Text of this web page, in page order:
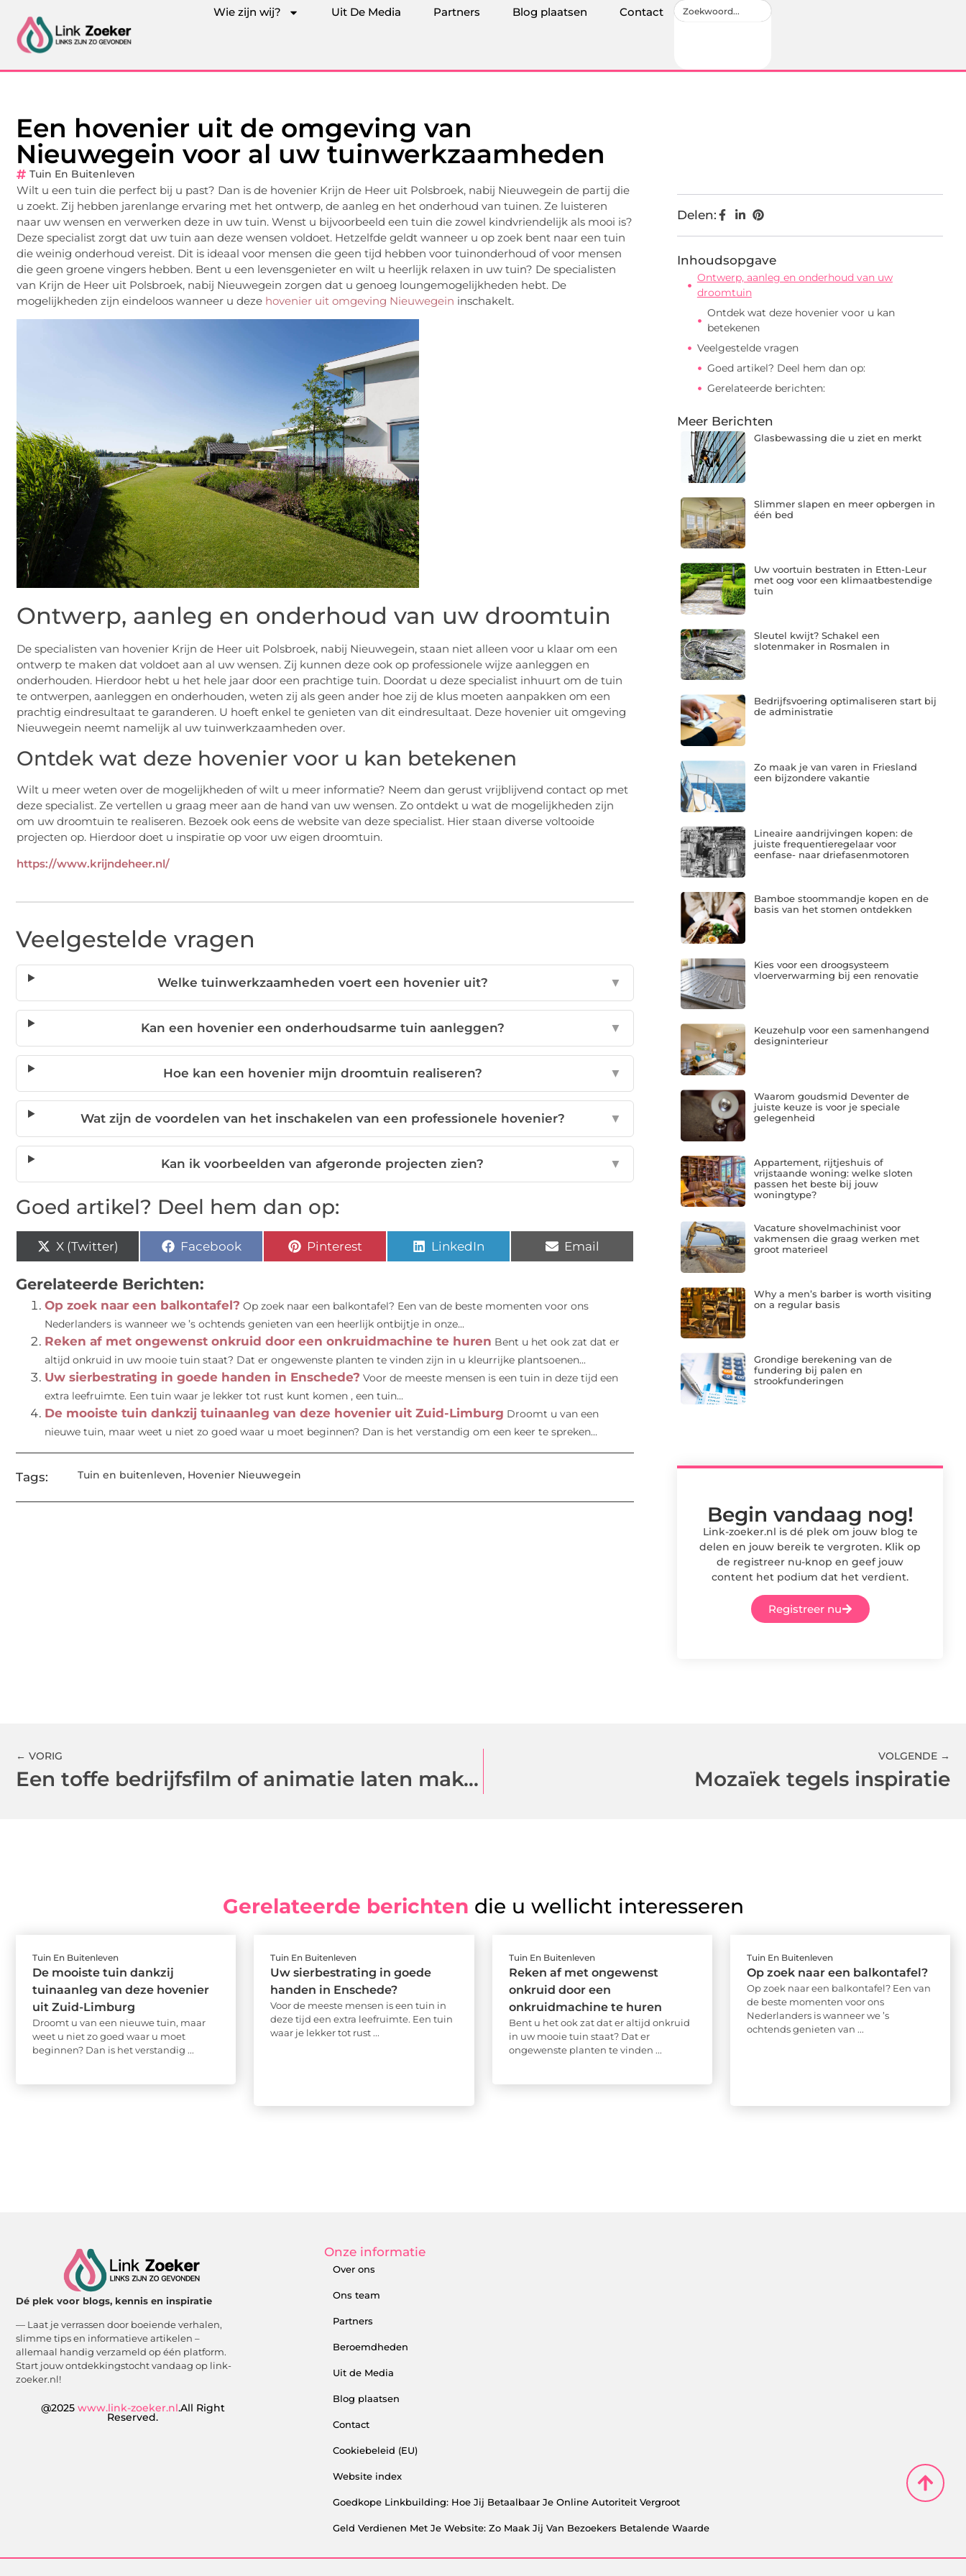
Wie zijn wij? Uit De Media Partners Blog plaatsen Contact
Een hovenier uit de omgeving van
Nieuwegein voor al uw tuinwerkzaamheden
Tuin En Buitenleven
Wilt u een tuin die perfect bij u past? Dan is de hovenier Krijn de Heer uit Polsbroek, nabij Nieuwegein de partij die
u zoekt. Zij hebben jarenlange ervaring met het ontwerp, de aanleg en het onderhoud van tuinen. Ze luisteren
naar uw wensen en verwerken deze in uw tuin. Wenst u bijvoorbeeld een tuin die zowel kindvriendelijk als mooi is?
Deze specialist zorgt dat uw tuin aan deze wensen voldoet. Hetzelfde geldt wanneer u op zoek bent naar een tuin
die weinig onderhoud vereist. Dit is ideaal voor mensen die geen tijd hebben voor tuinonderhoud of voor mensen
die geen groene vingers hebben. Bent u een levensgenieter en wilt u heerlijk relaxen in uw tuin? De specialisten
van Krijn de Heer uit Polsbroek, nabij Nieuwegein zorgen dat u genoeg loungemogelijkheden hebt. De
mogelijkheden zijn eindeloos wanneer u deze hovenier uit omgeving Nieuwegein inschakelt.
Ontwerp, aanleg en onderhoud van uw droomtuin
De specialisten van hovenier Krijn de Heer uit Polsbroek, nabij Nieuwegein, staan niet alleen voor u klaar om een
ontwerp te maken dat voldoet aan al uw wensen. Zij kunnen deze ook op professionele wijze aanleggen en
onderhouden. Hierdoor hebt u het hele jaar door een prachtige tuin. Doordat u deze specialist inhuurt om de tuin
te ontwerpen, aanleggen en onderhouden, weten zij als geen ander hoe zij de klus moeten aanpakken om een
prachtig eindresultaat te garanderen. U hoeft enkel te genieten van dit eindresultaat. Deze hovenier uit omgeving
Nieuwegein neemt namelijk al uw tuinwerkzaamheden over.
Ontdek wat deze hovenier voor u kan betekenen
Wilt u meer weten over de mogelijkheden of wilt u meer informatie? Neem dan gerust vrijblijvend contact op met
deze specialist. Ze vertellen u graag meer aan de hand van uw wensen. Zo ontdekt u wat de mogelijkheden zijn
om uw droomtuin te realiseren. Bezoek ook eens de website van deze specialist. Hier staan diverse voltooide
projecten op. Hierdoor doet u inspiratie op voor uw eigen droomtuin.
https://www.krijndeheer.nl/
Veelgestelde vragen
Welke tuinwerkzaamheden voert een hovenier uit? ▼
Kan een hovenier een onderhoudsarme tuin aanleggen? ▼
Hoe kan een hovenier mijn droomtuin realiseren? ▼
Wat zijn de voordelen van het inschakelen van een professionele hovenier? ▼
Kan ik voorbeelden van afgeronde projecten zien? ▼
Goed artikel? Deel hem dan op:
X (Twitter) Facebook Pinterest LinkedIn Email
Gerelateerde Berichten:
Op zoek naar een balkontafel? Op zoek naar een balkontafel? Een van de beste momenten voor ons
Nederlanders is wanneer we ’s ochtends genieten van een heerlijk ontbijtje in onze...
Reken af met ongewenst onkruid door een onkruidmachine te huren Bent u het ook zat dat er
altijd onkruid in uw mooie tuin staat? Dat er ongewenste planten te vinden zijn in u kleurrijke plantsoenen...
Uw sierbestrating in goede handen in Enschede? Voor de meeste mensen is een tuin in deze tijd een
extra leefruimte. Een tuin waar je lekker tot rust kunt komen , een tuin...
De mooiste tuin dankzij tuinaanleg van deze hovenier uit Zuid-Limburg Droomt u van een
nieuwe tuin, maar weet u niet zo goed waar u moet beginnen? Dan is het verstandig om een keer te spreken...
Tags: Tuin en buitenleven, Hovenier Nieuwegein
Delen:
Inhoudsopgave
Ontwerp, aanleg en onderhoud van uw
droomtuin
Ontdek wat deze hovenier voor u kan
betekenen
Veelgestelde vragen
Goed artikel? Deel hem dan op:
Gerelateerde berichten:
Meer Berichten
Glasbewassing die u ziet en merkt
Slimmer slapen en meer opbergen in
één bed
Uw voortuin bestraten in Etten-Leur
met oog voor een klimaatbestendige
tuin
Sleutel kwijt? Schakel een
slotenmaker in Rosmalen in
Bedrijfsvoering optimaliseren start bij
de administratie
Zo maak je van varen in Friesland
een bijzondere vakantie
Lineaire aandrijvingen kopen: de
juiste frequentieregelaar voor
eenfase- naar driefasenmotoren
Bamboe stoommandje kopen en de
basis van het stomen ontdekken
Kies voor een droogsysteem
vloerverwarming bij een renovatie
Keuzehulp voor een samenhangend
designinterieur
Waarom goudsmid Deventer de
juiste keuze is voor je speciale
gelegenheid
Appartement, rijtjeshuis of
vrijstaande woning: welke sloten
passen het beste bij jouw
woningtype?
Vacature shovelmachinist voor
vakmensen die graag werken met
groot materieel
Why a men’s barber is worth visiting
on a regular basis
Grondige berekening van de
fundering bij palen en
strookfunderingen
Begin vandaag nog!
Link-zoeker.nl is dé plek om jouw blog te
delen en jouw bereik te vergroten. Klik op
de registreer nu-knop en geef jouw
content het podium dat het verdient.
Registreer nu
← VORIG
Een toffe bedrijfsfilm of animatie laten maken, doe je bij deze specialist
VOLGENDE →
Mozaïek tegels inspiratie
Gerelateerde berichten die u wellicht interesseren
Tuin En Buitenleven
De mooiste tuin dankzij
tuinaanleg van deze hovenier
uit Zuid-Limburg
Droomt u van een nieuwe tuin, maar
weet u niet zo goed waar u moet
beginnen? Dan is het verstandig ...
Tuin En Buitenleven
Uw sierbestrating in goede
handen in Enschede?
Voor de meeste mensen is een tuin in
deze tijd een extra leefruimte. Een tuin
waar je lekker tot rust ...
Tuin En Buitenleven
Reken af met ongewenst
onkruid door een
onkruidmachine te huren
Bent u het ook zat dat er altijd onkruid
in uw mooie tuin staat? Dat er
ongewenste planten te vinden ...
Tuin En Buitenleven
Op zoek naar een balkontafel?
Op zoek naar een balkontafel? Een van
de beste momenten voor ons
Nederlanders is wanneer we ’s
ochtends genieten van ...
Dé plek voor blogs, kennis en inspiratie
— Laat je verrassen door boeiende verhalen,
slimme tips en informatieve artikelen –
allemaal handig verzameld op één platform.
Start jouw ontdekkingstocht vandaag op link-
zoeker.nl!
@2025 www.link-zoeker.nl.All Right
Reserved.
Onze informatie
Over ons
Ons team
Partners
Beroemdheden
Uit de Media
Blog plaatsen
Contact
Cookiebeleid (EU)
Website index
Goedkope Linkbuilding: Hoe Jij Betaalbaar Je Online Autoriteit Vergroot
Geld Verdienen Met Je Website: Zo Maak Jij Van Bezoekers Betalende Waarde